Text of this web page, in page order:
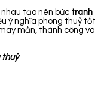
tạo nên bức tranh
ý nghĩa phong thuỷ tốt
mắn, thành công và